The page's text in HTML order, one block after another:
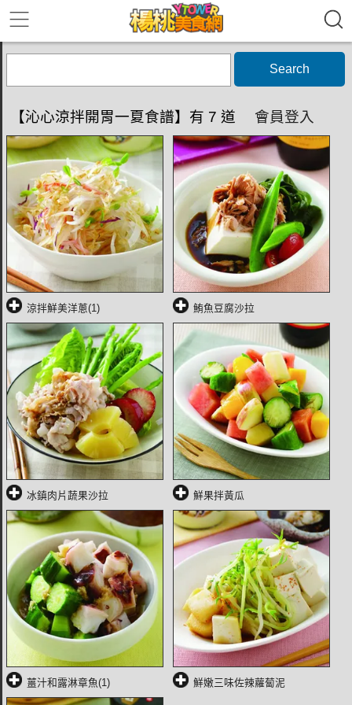
Search
【沁心涼拌開胃一夏食譜】有 7 道 會員登入
涼拌鮮美洋蔥(1) 鮪魚豆腐沙拉
冰鎮肉片蔬果沙拉 鮮果拌黃瓜
薑汁和露淋章魚(1) 鮮嫩三味佐辣蘿蔔泥